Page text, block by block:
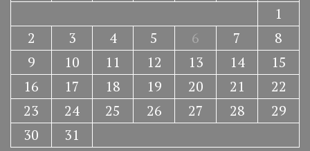
1
2
3 4 5 6 7
8
9
10 11 12 13 14
15
16
17 18 19 20 21
22
23
24 25 26 27 28
29
30
31